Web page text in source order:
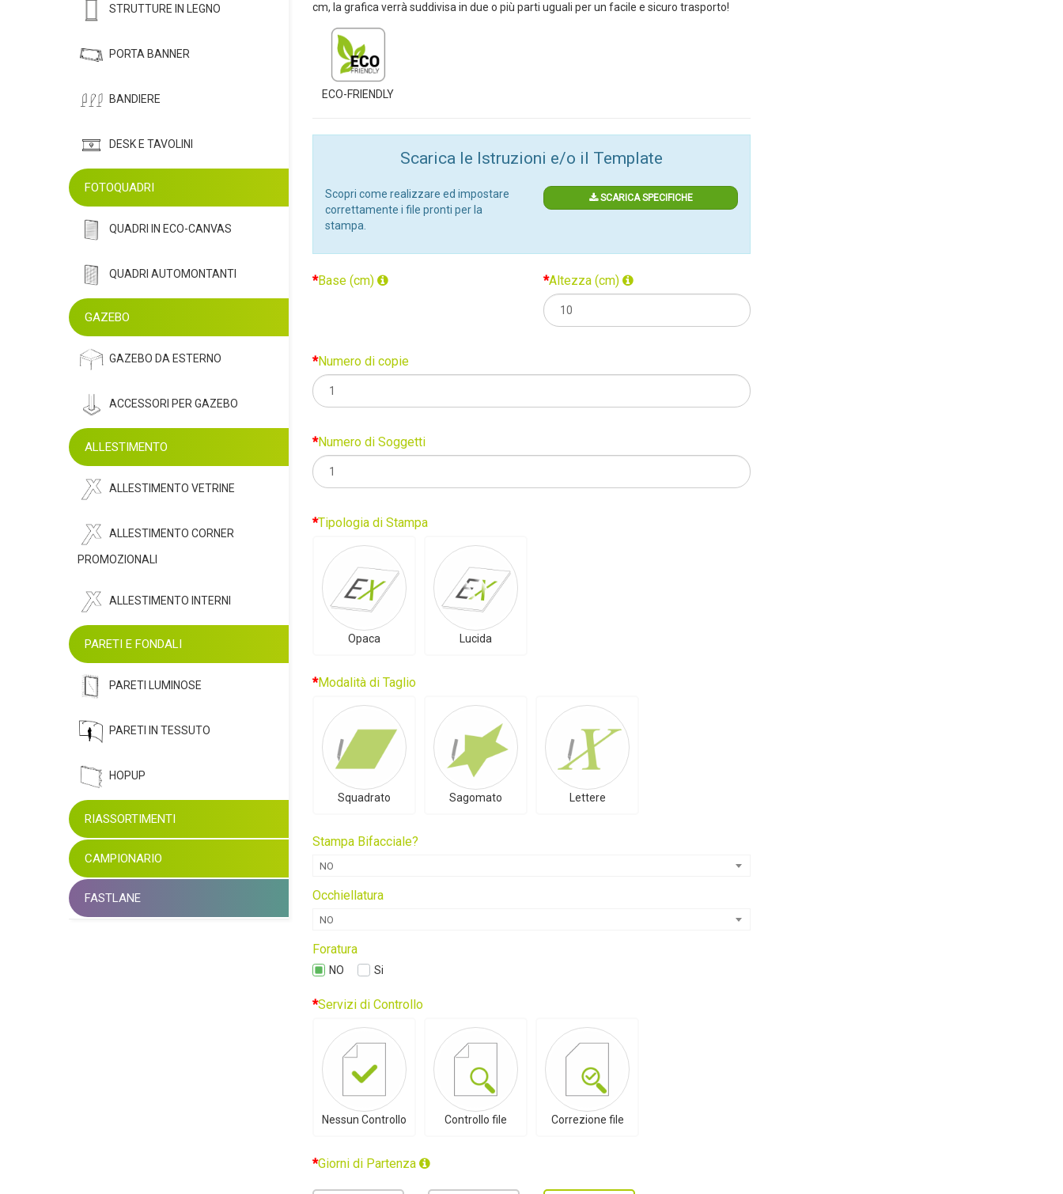
STRUTTURE IN LEGNO
PORTA BANNER
BANDIERE
DESK E TAVOLINI
FOTOQUADRI
QUADRI IN ECO-CANVAS
QUADRI AUTOMONTANTI
GAZEBO
GAZEBO DA ESTERNO
ACCESSORI PER GAZEBO
ALLESTIMENTO
ALLESTIMENTO VETRINE
ALLESTIMENTO CORNER
PROMOZIONALI
ALLESTIMENTO INTERNI
PARETI E FONDALI
PARETI LUMINOSE
PARETI IN TESSUTO
HOPUP
RIASSORTIMENTI
CAMPIONARIO
FASTLANE
cm, la grafica verrà suddivisa in due o più parti uguali per un facile e sicuro trasporto!
ECO-FRIENDLY
Scarica le Istruzioni e/o il Template
Scopri come realizzare ed impostare
correttamente i file pronti per la
stampa.
SCARICA SPECIFICHE
Base (cm) Altezza (cm)
Numero di copie
Numero di Soggetti
Tipologia di Stampa
Opaca Lucida
Modalità di Taglio
Squadrato Sagomato Lettere
Stampa Bifacciale?
NO
Occhiellatura
NO
Foratura
NO Si
Servizi di Controllo
Nessun Controllo Controllo file Correzione file
Giorni di Partenza